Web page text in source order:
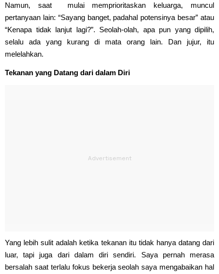
Namun, saat mulai memprioritaskan keluarga, muncul
pertanyaan lain: “Sayang banget, padahal potensinya besar” atau
“Kenapa tidak lanjut lagi?”. Seolah-olah, apa pun yang dipilih,
selalu ada yang kurang di mata orang lain. Dan jujur, itu
melelahkan.
Tekanan yang Datang dari dalam Diri
Yang lebih sulit adalah ketika tekanan itu tidak hanya datang dari
luar, tapi juga dari dalam diri sendiri. Saya pernah merasa
bersalah saat terlalu fokus bekerja seolah saya mengabaikan hal